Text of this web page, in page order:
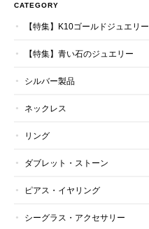
CATEGORY
【特集】K10ゴールドジュエリー
【特集】青い石のジュエリー
シルバー製品
ネックレス
リング
ダブレット・ストーン
ピアス・イヤリング
シーグラス・アクセサリー